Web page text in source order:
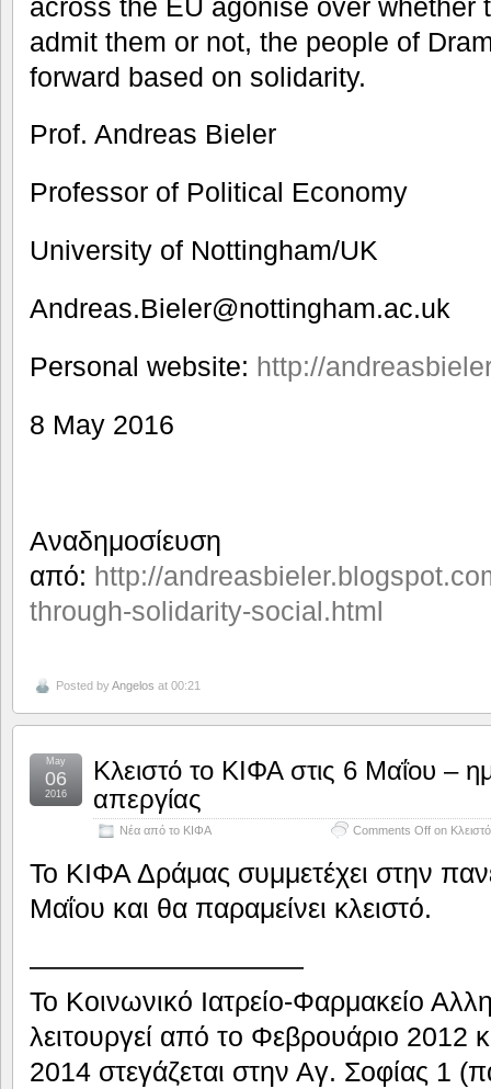
admit them or not, the people of
forward based on solidarity.
Prof. Andreas Bieler
Professor of Political Economy
University of Nottingham/UK
Andreas.Bieler@nottingham.ac.uk
Personal website: http://
8 May 2016
Αναδημοσίευση
από: http://
through-solidarity-social.html
Posted byAngelos at 00:21
Κλειστό το ΚΙΦΑ στις 6 Μαΐου –
απεργίας
Νέα από το ΚΙΦΑ Comments Off on
May
06
2016
Το ΚΙΦΑ Δράμας συμμετέχει στην
Μαΐου και θα παραμείνει κλειστό.
——————————
Το Κοινωνικό Ιατρείο-Φαρμακείο
λειτουργεί από το Φεβρουάριο 2012
2014 στεγάζεται στην Αγ. Σοφίας 1